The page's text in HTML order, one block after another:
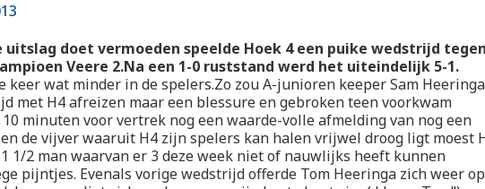
uitslag doet vermoeden speelde Hoek 4 een puike wedstrijd tegen
Veere 2.Na een 1-0 ruststand werd het uiteindelijk 5-1.
keer wat minder in de spelers.Zo zou A-junioren keeper Sam Heeringa
met H4 afreizen maar een blessure en gebroken teen voorkwam
10 minuten voor vertrek nog een waarde-volle afmelding van nog een
de vijver waaruit H4 zijn spelers kan halen vrijwel droog ligt moest
1/2 man waarvan er 3 deze week niet of nauwlijks heeft kunnen
pijntjes. Evenals vorige wedstrijd offerde Tom Heeringa zich weer op